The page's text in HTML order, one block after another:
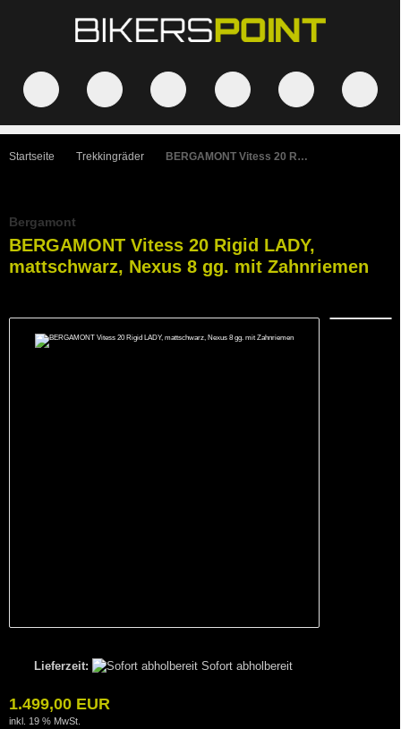
Startseite Trekkingräder BERGAMONT Vitess 20 Rigid LADY, mattschwarz, Nexus 8 gg. mit Zahnriemen
Bergamont
BERGAMONT Vitess 20 Rigid LADY,
mattschwarz, Nexus 8 gg. mit Zahnriemen
Lieferzeit: Sofort abholbereit
1.499,00 EUR
inkl. 19 % MwSt.